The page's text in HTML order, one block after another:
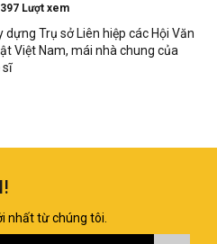
Lượt xem
dựng Trụ sở Liên hiệp các Hội Văn
Việt Nam, mái nhà chung của
sĩ
nhất từ chúng tôi.